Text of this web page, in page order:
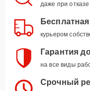
даже при
курьером
Гарантия
на все виды
Срочный